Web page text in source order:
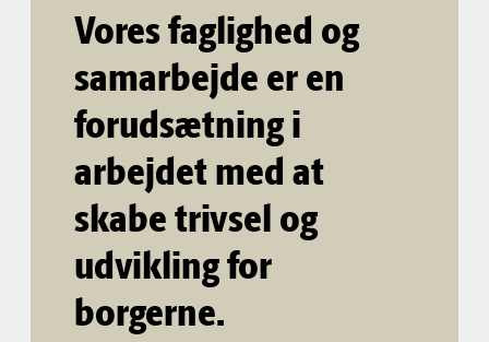
Vores faglighed og
samarbejde er en
forudsætning i
arbejdet med at
skabe trivsel og
udvikling for
borgerne.